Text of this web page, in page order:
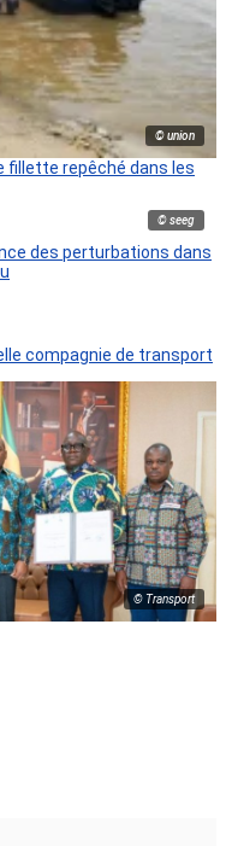
© union
fillette repêché dans les
© seeg
des perturbations dans
compagnie de transport
© Transport